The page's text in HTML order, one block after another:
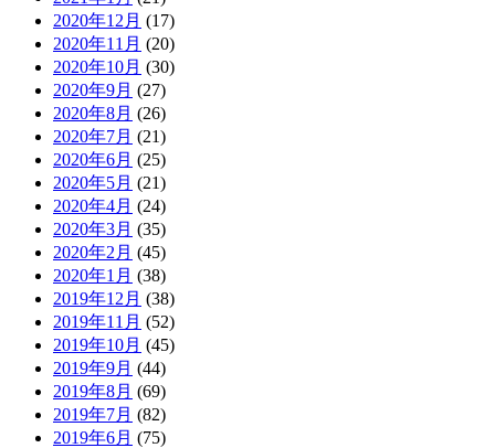
2020年12月 (17)
2020年11月 (20)
2020年10月 (30)
2020年9月 (27)
2020年8月 (26)
2020年7月 (21)
2020年6月 (25)
2020年5月 (21)
2020年4月 (24)
2020年3月 (35)
2020年2月 (45)
2020年1月 (38)
2019年12月 (38)
2019年11月 (52)
2019年10月 (45)
2019年9月 (44)
2019年8月 (69)
2019年7月 (82)
2019年6月 (75)